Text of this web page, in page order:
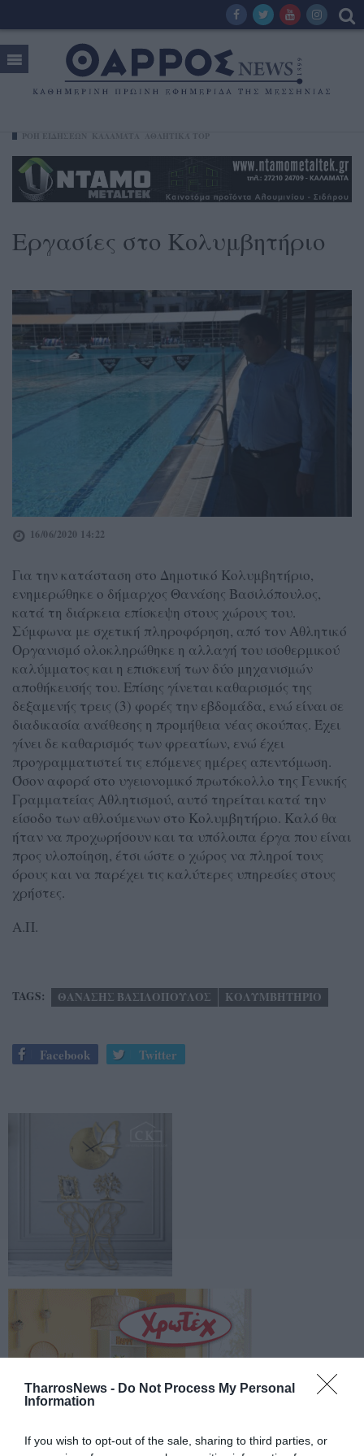
TharrosNews - Do Not Process My Personal
Information
If you wish to opt-out of the sale, sharing to third parties, or
Εργασίες στο Κολυμβητήριο
16/06/2020 14:22
Για την κατάσταση στο Δημοτικό Κολυμβητήριο,
ενημερώθηκε ο δήμαρχος Θανάσης Βασιλόπουλος,
κατά τη διάρκεια επίσκεψη στους χώρους του.
Σύμφωνα με σχετική πληροφόρηση, από τον Αθλητικό
Οργανισμό ολοκληρώθηκε η αλλαγή του ισοθερμικού
καλύμματος και η επισκευή των δύο μηχανισμών
αποθήκευσής του. Επίσης γίνεται καθαρισμός της
δεξαμενής τρεις (3) φορές την εβδομάδα, ενώ είναι σε
διαδικασία ανάθεσης η προμήθεια νέας σκούπας. Έχει
γίνει δε καθαρισμός των φρεατίων, ενώ έχει
προγραμματιστεί τις επόμενες ημέρες απεντόμωση.
Όσον αφορά στο υγειονομικό πρωτόκολλο της Γενικής
Γραμματείας Αθλητισμού, αυτό τηρείται κατά την
είσοδο των αθλούμενων στο Κολυμβητήριο. Καλό θα
ήταν να προχωρήσουν και τα υπόλοιπα έργα που είναι
προς υλοποίηση, έτσι ώστε ο χώρος να πληροί τους
όρους και να παρέχει τις καλύτερες υπηρεσίες στους
χρήστες.
Α.Π.
TAGS: ΘΑΝΑΣΗΣ ΒΑΣΙΛΟΠΟΥΛΟΣ ΚΟΛΥΜΒΗΤΗΡΙΟ
Facebook Twitter